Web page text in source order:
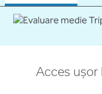
Acces ușor